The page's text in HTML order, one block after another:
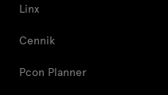
Linx
Cennik
Pcon Planner